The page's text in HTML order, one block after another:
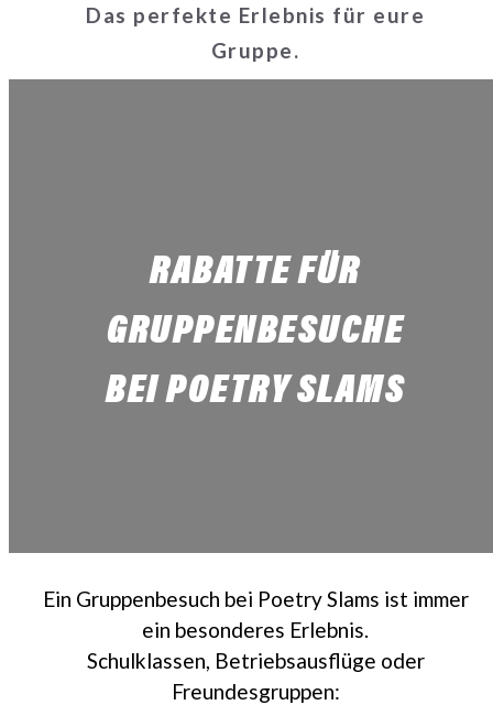
Das perfekte Erlebnis für eure
Gruppe.
RABATTE FÜR
GRUPPENBESUCHE
BEI POETRY SLAMS
Ein Gruppenbesuch bei Poetry Slams ist immer
ein besonderes Erlebnis.
Schulklassen, Betriebsausflüge oder
Freundesgruppen: